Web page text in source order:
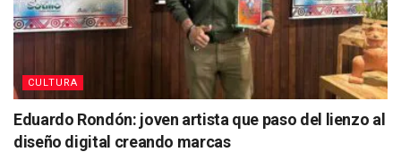
CULTURA
Eduardo Rondón: joven artista que paso del lienzo al
diseño digital creando marcas